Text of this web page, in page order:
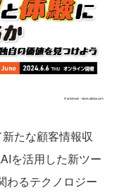
たな顧客情報収
を活用した新ツー
わるテクノロジー